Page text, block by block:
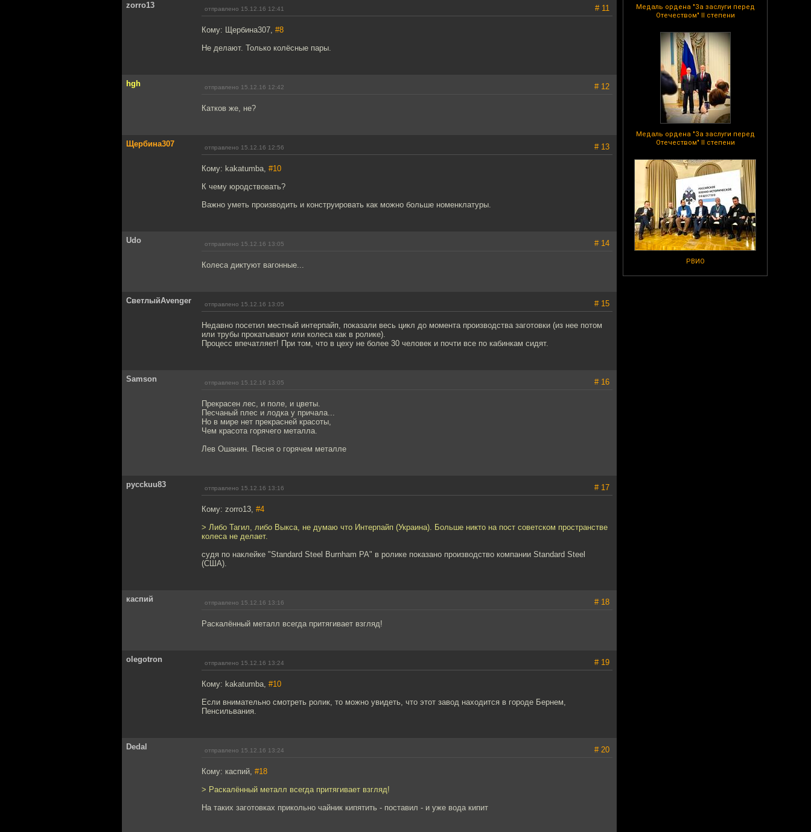
Медаль ордена "За заслуги перед
Отечеством" II степени
Медаль ордена "За заслуги перед
Отечеством" II степени
РВИО
zorro13 отправлено 15.12.16 12:41 # 11
Кому: Щербина307, #8
Не делают. Только колёсные пары.
hgh отправлено 15.12.16 12:42 # 12
Катков же, не?
Щербина307 отправлено 15.12.16 12:56 # 13
Кому: kakatumba, #10
К чему юродствовать?
Важно уметь производить и конструировать как можно больше номенклатуры.
Udo отправлено 15.12.16 13:05 # 14
Колеса диктуют вагонные...
СветлыйAvenger отправлено 15.12.16 13:05 # 15
Недавно посетил местный интерпайп, показали весь цикл до момента производства заготовки (из нее потом
или трубы прокатывают или колеса как в ролике).
Процесс впечатляет! При том, что в цеху не более 30 человек и почти все по кабинкам сидят.
Samson отправлено 15.12.16 13:05 # 16
Прекрасен лес, и поле, и цветы.
Песчаный плес и лодка у причала...
Но в мире нет прекрасней красоты,
Чем красота горячего металла.
Лев Ошанин. Песня о горячем металле
pycckuu83 отправлено 15.12.16 13:16 # 17
Кому: zorro13, #4
> Либо Тагил, либо Выкса, не думаю что Интерпайп (Украина). Больше никто на пост советском пространстве
колеса не делает.
судя по наклейке "Standard Steel Burnham PA" в ролике показано производство компании Standard Steel
(США).
каспий отправлено 15.12.16 13:16 # 18
Раскалённый металл всегда притягивает взгляд!
olegotron отправлено 15.12.16 13:24 # 19
Кому: kakatumba, #10
Если внимательно смотреть ролик, то можно увидеть, что этот завод находится в городе Бернем,
Пенсильвания.
Dedal отправлено 15.12.16 13:24 # 20
Кому: каспий, #18
> Раскалённый металл всегда притягивает взгляд!
На таких заготовках прикольно чайник кипятить - поставил - и уже вода кипит